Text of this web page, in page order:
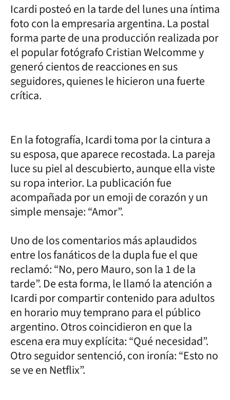
Icardi posteó en la tarde del lunes una íntima
foto con la empresaria argentina. La postal
forma parte de una producción realizada por
el popular fotógrafo Cristian Welcomme y
generó cientos de reacciones en sus
seguidores, quienes le hicieron una fuerte
crítica.
En la fotografía, Icardi toma por la cintura a
su esposa, que aparece recostada. La pareja
luce su piel al descubierto, aunque ella viste
su ropa interior. La publicación fue
acompañada por un emoji de corazón y un
simple mensaje: “Amor”.
Uno de los comentarios más aplaudidos
entre los fanáticos de la dupla fue el que
reclamó: “No, pero Mauro, son la 1 de la
tarde”. De esta forma, le llamó la atención a
Icardi por compartir contenido para adultos
en horario muy temprano para el público
argentino. Otros coincidieron en que la
escena era muy explícita: “Qué necesidad”.
Otro seguidor sentenció, con ironía: “Esto no
se ve en Netflix”.